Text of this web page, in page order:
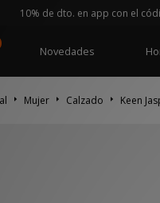
10% de dto. en app con el código
Novedades
Mujer Calzado Keen